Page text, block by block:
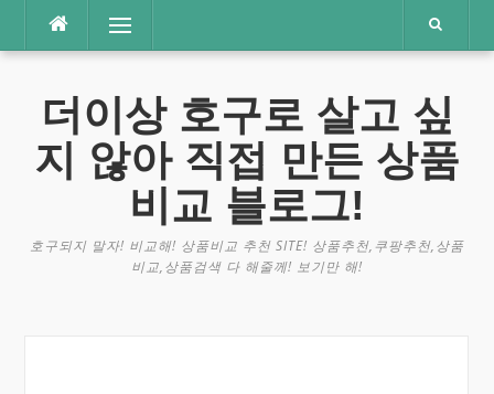
츠
메뉴
더이상 호구로 살고 싶
지 않아 직접 만든 상품
비교 블로그!
호구되지 말자! 비교해! 상품비교 추천 SITE! 상품추천,쿠팡추천,상품
비교,상품검색 다 해줄께! 보기만 해!